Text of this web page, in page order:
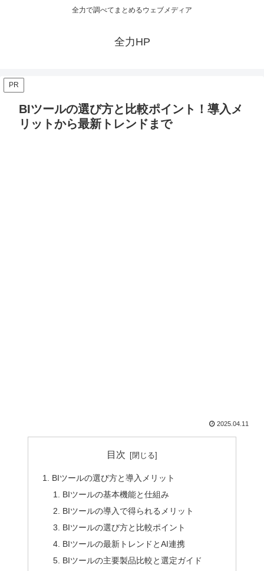
全力で調べてまとめるウェブメディア
全力HP
PR
BIツールの選び方と比較ポイント！導入メ
リットから最新トレンドまで
2025.04.11
目次
BIツールの選び方と導入メリット
BIツールの基本機能と仕組み
BIツールの導入で得られるメリット
BIツールの選び方と比較ポイント
BIツールの最新トレンドとAI連携
BIツールの主要製品比較と選定ガイド